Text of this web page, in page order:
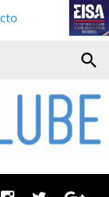
search